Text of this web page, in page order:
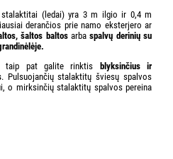
stalaktitai (ledai) yra 3 m ilgio ir 0,4 m
derančios prie namo eksterjero ar
šaltos baltosarbaspalvų derinių su
taip pat galite rinktis blyksinčius ir
. Pulsuojančių stalaktitų šviesų spalvos
o mirksinčių stalaktitų spalvos pereina